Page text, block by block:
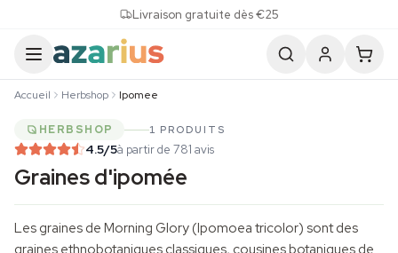
Livraison gratuite dès €25
Accueil Herbshop Ipomee
HERBSHOP 1 PRODUITS
4.5/5à partir de 781 avis
Graines d'ipomée
Les graines de Morning Glory (Ipomoea tricolor) sont des
graines ethnobotaniques classiques, cousines botaniques de